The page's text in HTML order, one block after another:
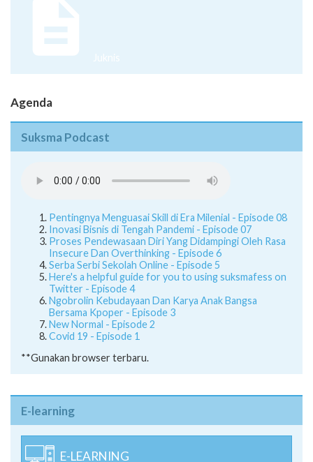
Juknis
Agenda
Suksma Podcast
Pentingnya Menguasai Skill di Era Milenial - Episode 08
Inovasi Bisnis di Tengah Pandemi - Episode 07
Proses Pendewasaan Diri Yang Didampingi Oleh Rasa
Insecure Dan Overthinking - Episode 6
Serba Serbi Sekolah Online - Episode 5
Here's a helpful guide for you to using suksmafess on
Twitter - Episode 4
Ngobrolin Kebudayaan Dan Karya Anak Bangsa
Bersama Kpoper - Episode 3
New Normal - Episode 2
Covid 19 - Episode 1
**Gunakan browser terbaru.
E-learning
E-LEARNING